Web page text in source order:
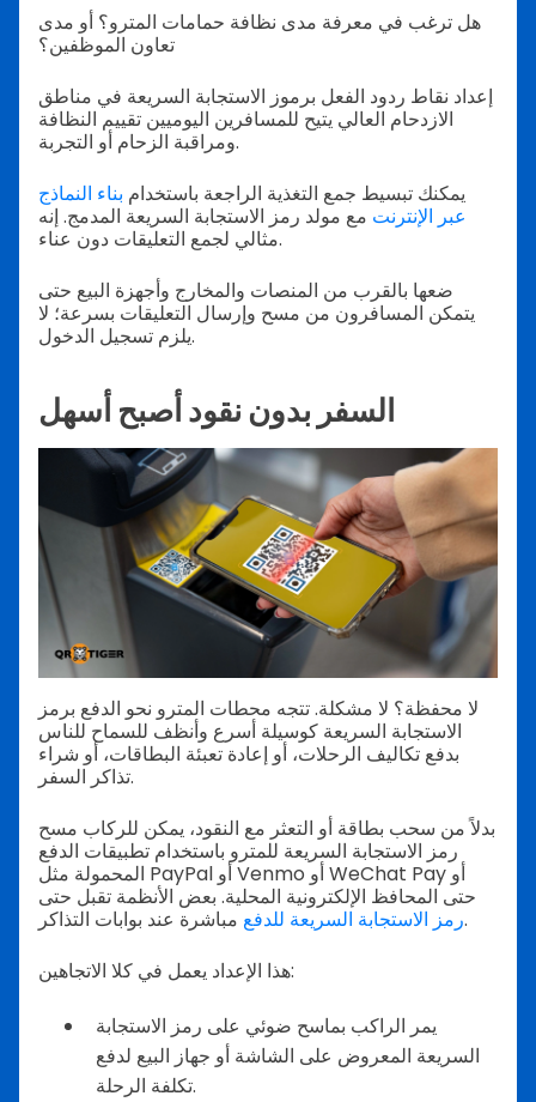
هل ترغب في معرفة مدى نظافة حمامات المترو؟ أو مدى
تعاون الموظفين؟
إعداد نقاط ردود الفعل برموز الاستجابة السريعة في مناطق
الازدحام العالي يتيح للمسافرين اليوميين تقييم النظافة
ومراقبة الزحام أو التجربة.
يمكنك تبسيط جمع التغذية الراجعة باستخدام بناء النماذج
عبر الإنترنت مع مولد رمز الاستجابة السريعة المدمج. إنه
مثالي لجمع التعليقات دون عناء.
ضعها بالقرب من المنصات والمخارج وأجهزة البيع حتى
يتمكن المسافرون من مسح وإرسال التعليقات بسرعة؛ لا
يلزم تسجيل الدخول.
السفر بدون نقود أصبح أسهل
لا محفظة؟ لا مشكلة. تتجه محطات المترو نحو الدفع برمز
الاستجابة السريعة كوسيلة أسرع وأنظف للسماح للناس
بدفع تكاليف الرحلات، أو إعادة تعبئة البطاقات، أو شراء
تذاكر السفر.
بدلاً من سحب بطاقة أو التعثر مع النقود، يمكن للركاب مسح
رمز الاستجابة السريعة للمترو باستخدام تطبيقات الدفع
المحمولة مثل PayPal أو Venmo أو WeChat Pay أو
حتى المحافظ الإلكترونية المحلية. بعض الأنظمة تقبل حتى
رمز الاستجابة السريعة للدفعمباشرة عند بوابات التذاكر.
هذا الإعداد يعمل في كلا الاتجاهين:
يمر الراكب بماسح ضوئي على رمز الاستجابة
السريعة المعروض على الشاشة أو جهاز البيع لدفع
تكلفة الرحلة.